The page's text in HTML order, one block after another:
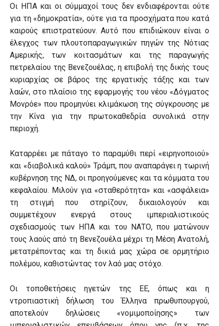
Οι ΗΠΑ και οι σύμμαχοί τους δεν ενδιαφέρονται ούτε
για τη «δημοκρατία», ούτε για τα προσχήματα που κατά
καιρούς επιστρατεύουν. Αυτό που επιδιώκουν είναι ο
έλεγχος των πλουτοπαραγωγικών πηγών της Νότιας
Αμερικής, των κοιτασμάτων και της παραγωγής
πετρελαίου της Βενεζουέλας, η επιβολή της δικής τους
κυριαρχίας σε βάρος της εργατικής τάξης και των
λαών, στο πλαίσιο της εφαρμογής του νέου «Δόγματος
Μονρόε» που προμηνύει κλιμάκωση της σύγκρουσης με
την Κίνα για την πρωτοκαθεδρία συνολικά στην
περιοχή.
Καταρρέει με πάταγο το παραμύθι περί «ειρηνοποιού»
και «διαβολικά καλού» Τράμπ, που αναπαράγει η τωρινή
κυβέρνηση της ΝΔ, οι προηγούμενες και τα κόμματα του
κεφαλαίου. Μιλούν για «σταθερότητα» και «ασφάλεια»
τη στιγμή που στηρίζουν, δικαιολογούν και
συμμετέχουν ενεργά στους ιμπεριαλιστικούς
σχεδιασμούς των ΗΠΑ και του ΝΑΤΟ, που ματώνουν
τους λαούς από τη Βενεζουέλα μέχρι τη Μέση Ανατολή,
μετατρέποντας και τη δικιά μας χώρα σε ορμητήριο
πολέμου, καθιστώντας τον λαό μας στόχο.
Οι τοποθετήσεις ηγετών της ΕΕ, όπως και η
ντροπιαστική δήλωση του Έλληνα πρωθυπουργού,
αποτελούν δηλώσεις «νομιμοποίησης» των